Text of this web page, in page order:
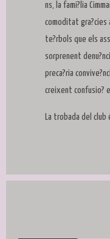
ns, la fami?lia
comoditat gra?cies
te?rbols que els
sorprenent
preca?ria
creixent confusio?
La trobada del club